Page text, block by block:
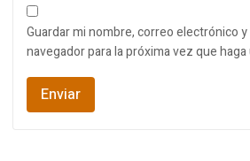
Guardar mi nombre, correo electrónico
navegador para la próxima vez que